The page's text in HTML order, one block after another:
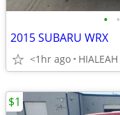
• •
2015 SUBARU WRX
<1hr ago HIALEAH
$1